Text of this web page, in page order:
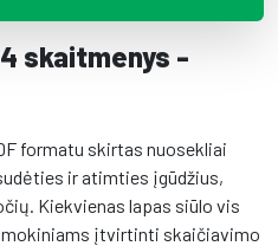
skaitmenys -
formatu skirtas nuosekliai
ir atimties įgūdžius,
Kiekvienas lapas siūlo vis
įtvirtinti skaičiavimo